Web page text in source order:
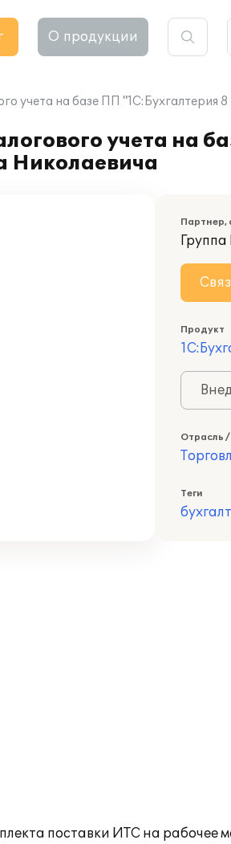
О продукции
учета на базе ПП
учета на
Николаевича
Партнер,
Продукт
Отрасль
Теги
поставки ИТС на рабочее